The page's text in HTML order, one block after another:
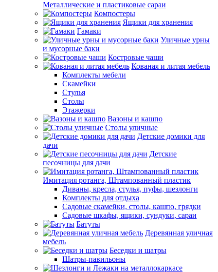
Металлические и пластиковые сараи
Компостеры
Ящики для хранения
Гамаки
Уличные урны
и мусорные баки
Костровые чаши
Кованая и литая мебель
Комплекты мебели
Скамейки
Стулья
Столы
Этажерки
Вазоны и кашпо
Столы уличные
Детские домики для
дачи
Детские
песочницы для дачи
Имитация ротанга, Штампованный пластик
Диваны, кресла, стулья, пуфы, шезлонги
Комплекты для отдыха
Садовые скамейки, столы, кашпо, грядки
Садовые шкафы, ящики, сундуки, сараи
Батуты
Деревянная уличная
мебель
Беседки и шатры
Шатры-павильоны